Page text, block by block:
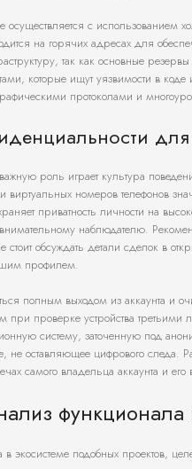
с использованием
на горячих адресах для
так как основные
которые ищут уязвимости в
протоколами и
для
роль играет культура
виртуальных номеров телефонов
приватность личности на
наблюдателю.
обсуждать детали сделок в
профилем.
полным выходом из аккаунта и
при проверке устройства
систему, заточенную под
оставляющее цифрового следа.
самого владельца аккаунта и
в экосистеме подобных проектов,